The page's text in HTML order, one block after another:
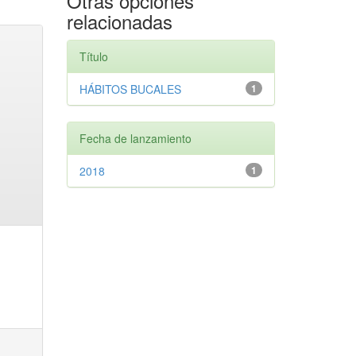
relacionadas
Título
1
HÁBITOS BUCALES
Fecha de lanzamiento
1
2018